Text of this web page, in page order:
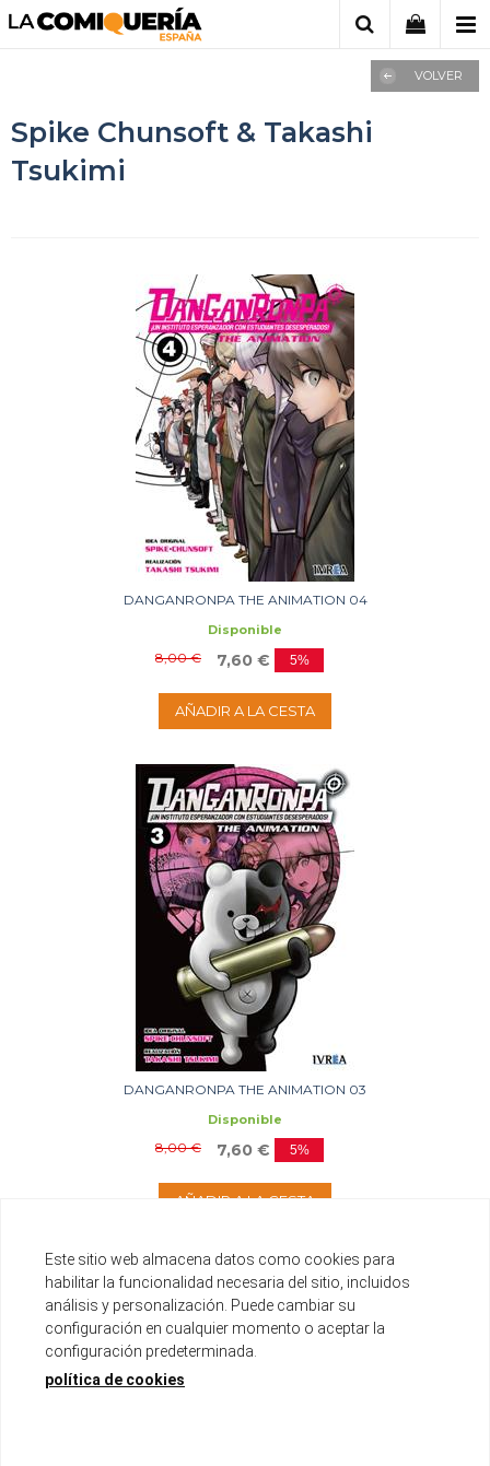
VOLVER
Spike Chunsoft & Takashi
Tsukimi
DANGANRONPA THE ANIMATION 04
Disponible
8,00 € 7,60 € 5%
AÑADIR A LA CESTA
DANGANRONPA THE ANIMATION 03
Disponible
8,00 € 7,60 € 5%
AÑADIR A LA CESTA
Este sitio web almacena datos como cookies para
habilitar la funcionalidad necesaria del sitio, incluidos
análisis y personalización. Puede cambiar su
configuración en cualquier momento o aceptar la
configuración predeterminada.
política de cookies